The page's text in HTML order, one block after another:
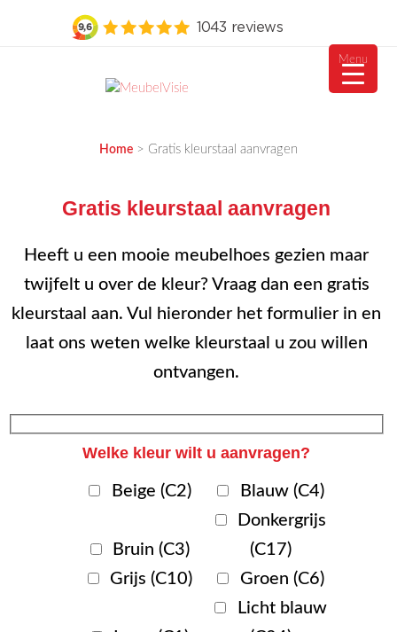
Home > Gratis kleurstaal aanvragen
Gratis kleurstaal aanvragen
Heeft u een mooie meubelhoes gezien maar
twijfelt u over de kleur? Vraag dan een gratis
kleurstaal aan. Vul hieronder het formulier in en
laat ons weten welke kleurstaal u zou willen
ontvangen.
Welke kleur wilt u aanvragen?
Beige (C2) Blauw (C4)
Bruin (C3)
Donkergrijs
(C17)
Grijs (C10)
Groen (C6)
Licht blauw
Menu